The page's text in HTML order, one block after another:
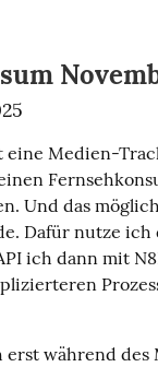
eine Medien-
Und das
Dafür nutze ich
ich dann mit
erst während des